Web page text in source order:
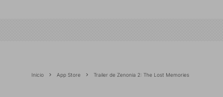
Inicio App Store Trailer de Zenonia 2: The Lost Memories